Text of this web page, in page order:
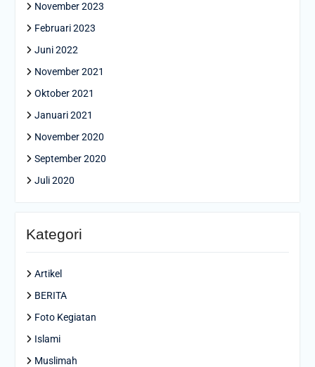
November 2023
Februari 2023
Juni 2022
November 2021
Oktober 2021
Januari 2021
November 2020
September 2020
Juli 2020
Kategori
Artikel
BERITA
Foto Kegiatan
Islami
Muslimah